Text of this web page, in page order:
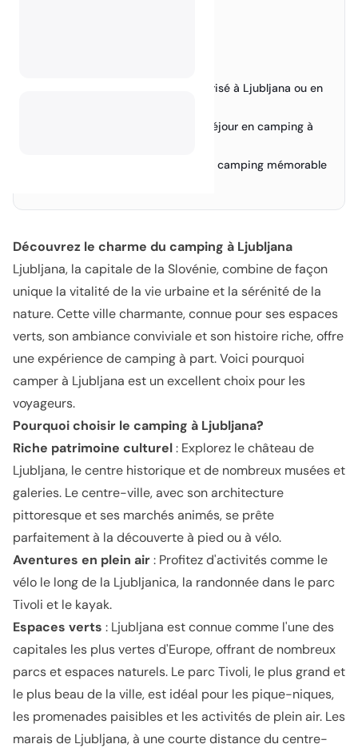
Le camping sauvage est-il autorisé à Ljubljana ou en
Sites incontournables lors d'un séjour en camping à
Conseils pour une expérience de camping mémorable
Découvrez le charme du camping à Ljubljana
Ljubljana, la capitale de la Slovénie, combine de façon
unique la vitalité de la vie urbaine et la sérénité de la
nature. Cette ville charmante, connue pour ses espaces
verts, son ambiance conviviale et son histoire riche, offre
une expérience de camping à part. Voici pourquoi
camper à Ljubljana est un excellent choix pour les
voyageurs.
Pourquoi choisir le camping à Ljubljana?
Riche patrimoine culturel: Explorez le château de
Ljubljana, le centre historique et de nombreux musées et
galeries. Le centre-ville, avec son architecture
pittoresque et ses marchés animés, se prête
parfaitement à la découverte à pied ou à vélo.
Aventures en plein air: Profitez d'activités comme le
vélo le long de la Ljubljanica, la randonnée dans le parc
Tivoli et le kayak.
Espaces verts : Ljubljana est connue comme l'une des
capitales les plus vertes d'Europe, offrant de nombreux
parcs et espaces naturels. Le parc Tivoli, le plus grand et
le plus beau de la ville, est idéal pour les pique-niques,
les promenades paisibles et les activités de plein air. Les
marais de Ljubljana, à une courte distance du centre-